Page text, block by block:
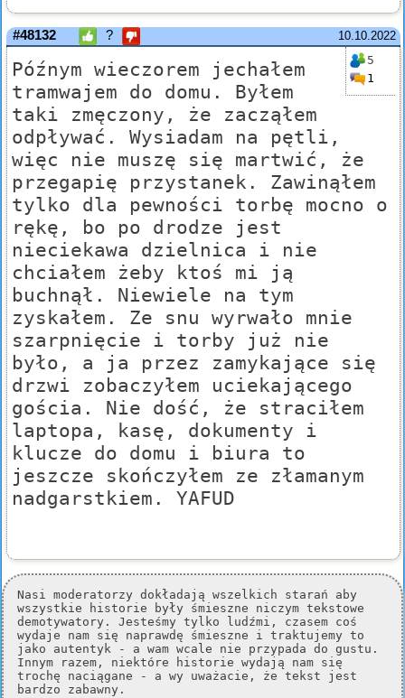
10.10.2022
#48132 ?
5
1
Późnym wieczorem jechałem
tramwajem do domu. Byłem
taki zmęczony, że zacząłem
odpływać. Wysiadam na pętli,
więc nie muszę się martwić, że
przegapię przystanek. Zawinąłem
tylko dla pewności torbę mocno o
rękę, bo po drodze jest
nieciekawa dzielnica i nie
chciałem żeby ktoś mi ją
buchnął. Niewiele na tym
zyskałem. Ze snu wyrwało mnie
szarpnięcie i torby już nie
było, a ja przez zamykające się
drzwi zobaczyłem uciekającego
gościa. Nie dość, że straciłem
laptopa, kasę, dokumenty i
klucze do domu i biura to
jeszcze skończyłem ze złamanym
nadgarstkiem. YAFUD
Nasi moderatorzy dokładają wszelkich starań aby
wszystkie historie były śmieszne niczym tekstowe
demotywatory. Jesteśmy tylko ludźmi, czasem coś
wydaje nam się naprawdę śmieszne i traktujemy to
jako autentyk - a wam wcale nie przypada do gustu.
Innym razem, niektóre historie wydają nam się
trochę naciągane - a wy uważacie, że tekst jest
bardzo zabawny.